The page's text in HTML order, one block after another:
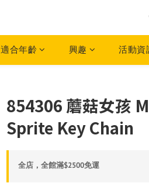
適合年齡 興趣 活動資
854306 蘑菇女孩
Sprite Key Chain
全店，全館滿$2500免運